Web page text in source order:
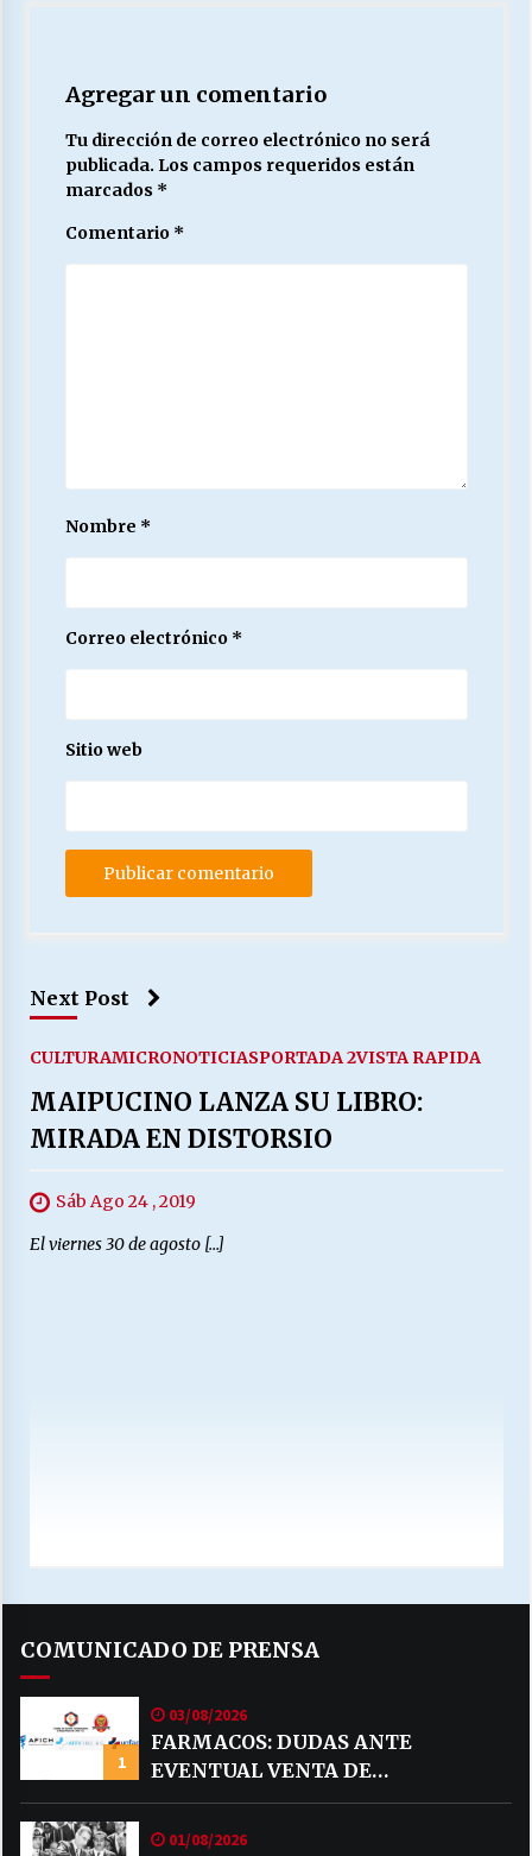
Agregar un comentario
Tu dirección de correo electrónico no será
publicada. Los campos requeridos están
marcados *
Comentario *
Nombre *
Correo electrónico *
Sitio web
Next Post
CULTURAMICRONOTICIASPORTADA 2VISTA RAPIDA
MAIPUCINO LANZA SU LIBRO:
MIRADA EN DISTORSIO
Sáb Ago 24 , 2019
El viernes 30 de agosto […]
COMUNICADO DE PRENSA
1
03/08/2026
FARMACOS: DUDAS ANTE
EVENTUAL VENTA DE
MEDICAMENTOS POR MERCADO
LIBRE
01/08/2026